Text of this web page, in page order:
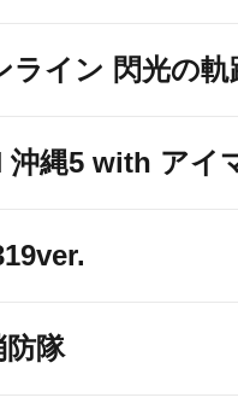
ライン 閃光の軌
沖縄5 with アイ
隊